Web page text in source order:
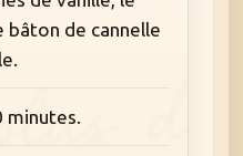
bâton de cannelle
minutes.